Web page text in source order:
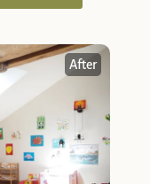
After